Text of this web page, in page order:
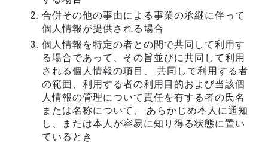
合併その他の事由による事業の承継に伴って
個人情報が提供される場合
個人情報を特定の者との間で共同して利用す
る場合であって、その旨並びに共同して利用
される個人情報の項目、 共同して利用する者
の範囲、利用する者の利用目的および当該個
人情報の管理について責任を有する者の氏名
または名称について、 あらかじめ本人に通知
し、または本人が容易に知り得る状態に置い
ているとき